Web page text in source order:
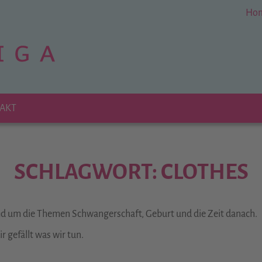
SCHLAGWORT: CLOTHES
die Themen Schwangerschaft, Geburt und die Zeit danach.
gefällt was wir tun.